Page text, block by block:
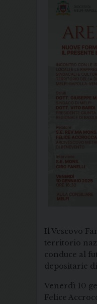
Il Vescovo
territorio
conduce al
depositarie
Venerdì 10
Felice